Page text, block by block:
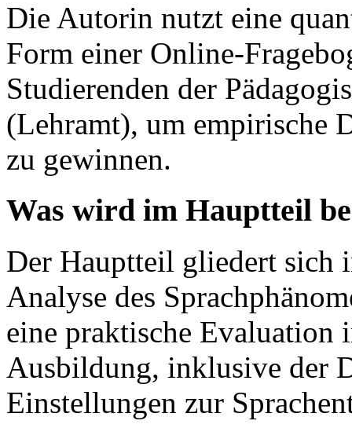
Die Autorin nutzt eine
Form einer Online-
Studierenden der
(Lehramt), um empirische
zu gewinnen.
Was wird im Hauptteil
Der Hauptteil gliedert sich
Analyse des
eine praktische
Ausbildung, inklusive der
Einstellungen zur